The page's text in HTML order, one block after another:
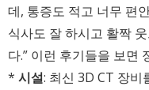
데, 통증도 적고 너무 편
식사도 잘 하시고 활짝
다.” 이런 후기들을 보면
* 시설: 최신 3D CT 장비